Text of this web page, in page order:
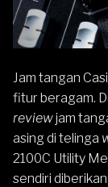
Jam tangan
fitur beragam.
reviewjam
asing di telinga
2100C Utility
sendiri